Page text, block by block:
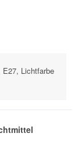
E27, Lichtfarbe